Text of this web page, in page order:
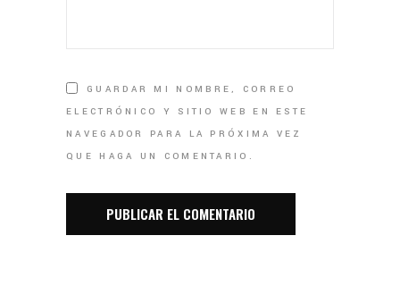
GUARDAR MI NOMBRE, CORREO
ELECTRÓNICO Y SITIO WEB EN ESTE
NAVEGADOR PARA LA PRÓXIMA VEZ
QUE HAGA UN COMENTARIO.